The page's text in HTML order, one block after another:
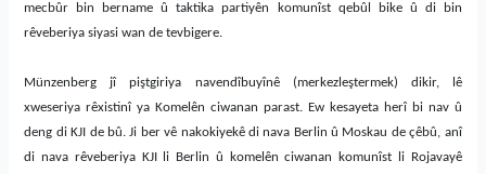
mecbûr bin bername û taktika partiyên komunîst qebûl bike û di bin
rêveberiya siyasi wan de tevbigere.
Münzenberg jî piştgiriya navendîbuyînê (merkezleştermek) dikir, lê
xweseriya rêxistinî ya Komelên ciwanan parast. Ew kesayeta herî bi nav û
deng di KJI de bû. Ji ber vê nakokiyekê di nava Berlin û Moskau de çêbû, anî
di nava rêveberiya KJI li Berlin û komelên ciwanan komunîst li Rojavayê